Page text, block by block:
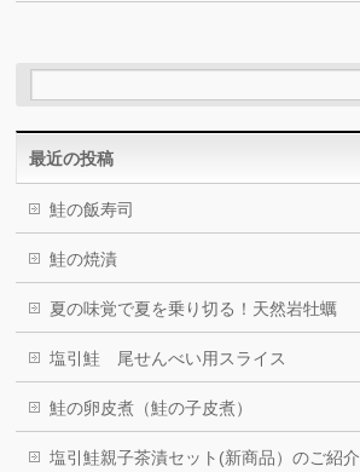
最近の投稿
鮭の飯寿司
鮭の焼漬
夏の味覚で夏を乗り切る！天然岩牡蠣
塩引鮭 尾せんべい用スライス
鮭の卵皮煮（鮭の子皮煮）
塩引鮭親子茶漬セット(新商品）のご紹介